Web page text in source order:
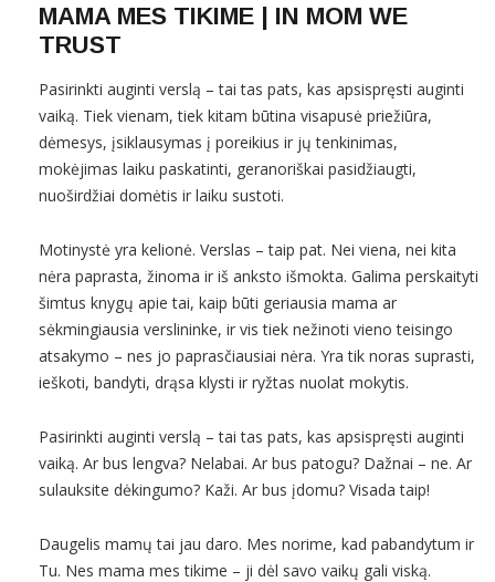
MAMA MES TIKIME | IN MOM WE
TRUST
Pasirinkti auginti verslą – tai tas pats, kas apsispręsti auginti
vaiką. Tiek vienam, tiek kitam būtina visapusė priežiūra,
dėmesys, įsiklausymas į poreikius ir jų tenkinimas,
mokėjimas laiku paskatinti, geranoriškai pasidžiaugti,
nuoširdžiai domėtis ir laiku sustoti.
Motinystė yra kelionė. Verslas – taip pat. Nei viena, nei kita
nėra paprasta, žinoma ir iš anksto išmokta. Galima perskaityti
šimtus knygų apie tai, kaip būti geriausia mama ar
sėkmingiausia verslininke, ir vis tiek nežinoti vieno teisingo
atsakymo – nes jo paprasčiausiai nėra. Yra tik noras suprasti,
ieškoti, bandyti, drąsa klysti ir ryžtas nuolat mokytis.
Pasirinkti auginti verslą – tai tas pats, kas apsispręsti auginti
vaiką. Ar bus lengva? Nelabai. Ar bus patogu? Dažnai – ne. Ar
sulauksite dėkingumo? Kaži. Ar bus įdomu? Visada taip!
Daugelis mamų tai jau daro. Mes norime, kad pabandytum ir
Tu. Nes mama mes tikime – ji dėl savo vaikų gali viską.